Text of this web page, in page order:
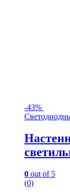
-43%
0 out of 5
(0)